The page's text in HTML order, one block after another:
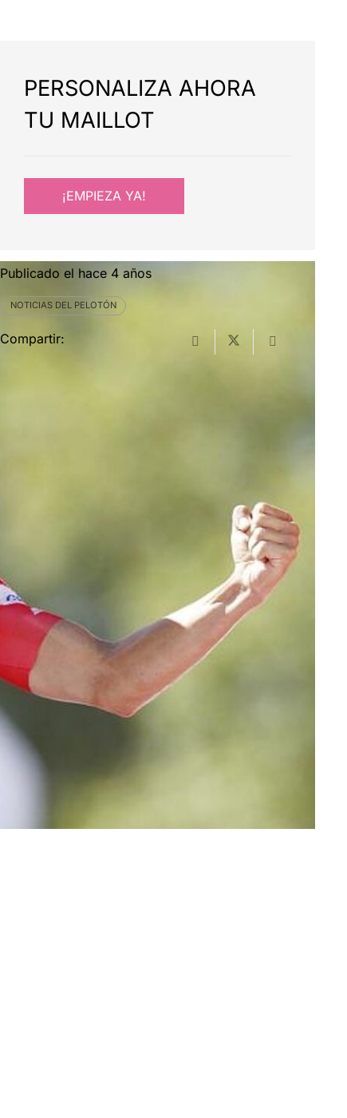
PERSONALIZA AHORA
TU MAILLOT
¡EMPIEZA YA!
Publicado el hace 4 años
NOTICIAS DEL PELOTÓN
Compartir: